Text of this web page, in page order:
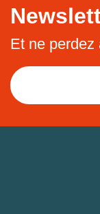
Et ne perdez